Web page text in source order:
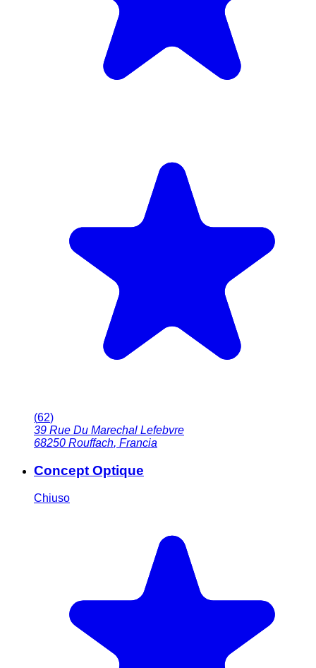
(62)
39 Rue Du Marechal Lefebvre
68250 Rouffach, Francia
Concept Optique
Chiuso